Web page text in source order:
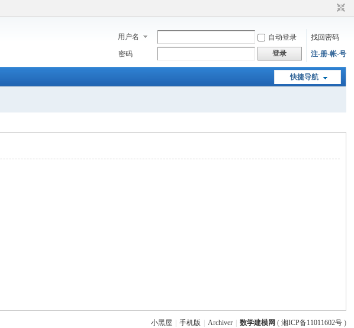
用户名 自动登录
找回密码
密码
登录 注-册-帐-号
快捷导航
小黑屋 手机版 Archiver 数学建模网 ( 湘ICP备11011602号)